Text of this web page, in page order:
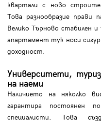
квартали с ново
Това разнообразие прави
Велико Търново стабилен
апартамент тук носи
доходност.
Университети,
на наеми
Наличието на няколко
гарантира постоянен
специалисти. Това